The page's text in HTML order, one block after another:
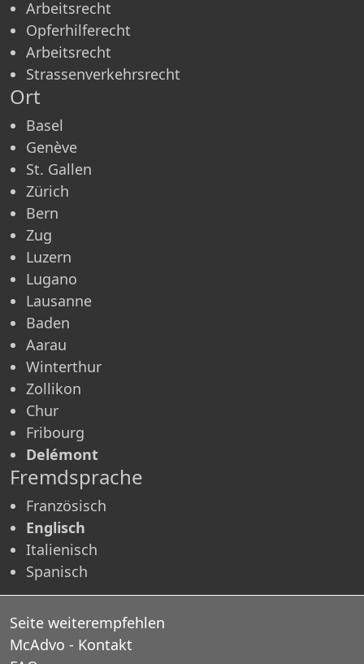
Arbeitsrecht
Opferhilferecht
Arbeitsrecht
Strassenverkehrsrecht
Ort
Basel
Genève
St. Gallen
Zürich
Bern
Zug
Luzern
Lugano
Lausanne
Baden
Aarau
Winterthur
Zollikon
Chur
Fribourg
Delémont
Fremdsprache
Französisch
Englisch
Italienisch
Spanisch
Seite weiterempfehlen
McAdvo - Kontakt